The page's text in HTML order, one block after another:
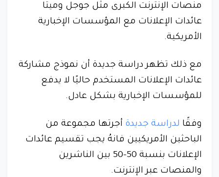
منصات الإنترنت الكبرى مثل جوجل وميتا
عائدات الإعلانات مع المؤسسات الإخبارية
الأمريكية.
مع ذلك تظهر دراسة جديدة أن نموذج مشاركة
عائدات الإعلانات المستخدم حاليًا لا يدفع
للمؤسسات الإخبارية بشكل عادل.
وفقًا لدراسة جديدة أجرتها مجموعة من
الباحثين الأمريكيين فانهُ يجب تقسيم عائدات
الإعلانات بنسبة 50-50 بين الناشرين
والمنصات عبر الإنترنت.